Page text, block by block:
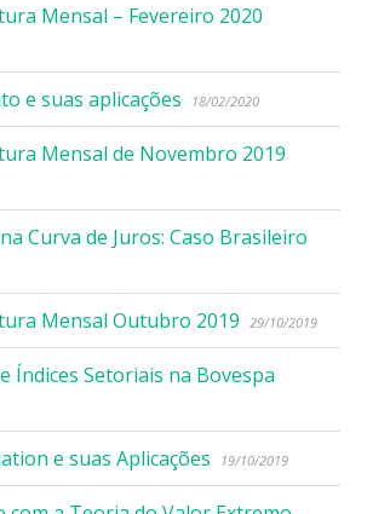
Mensal – Fevereiro 2020
e suas aplicações 18/02/2020
Mensal de Novembro 2019
Curva de Juros: Caso Brasileiro
Mensal Outubro 2019 29/10/2019
Índices Setoriais na Bovespa
e suas Aplicações 19/10/2019